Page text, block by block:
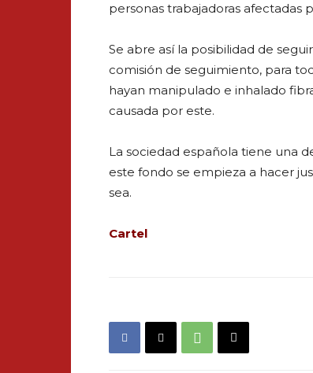
personas trabajadoras afectadas
Se abre así la posibilidad de
comisión de seguimiento, para
hayan manipulado e inhalado
causada por este.
La sociedad española tiene una
este fondo se empieza a hacer
sea.
Cartel